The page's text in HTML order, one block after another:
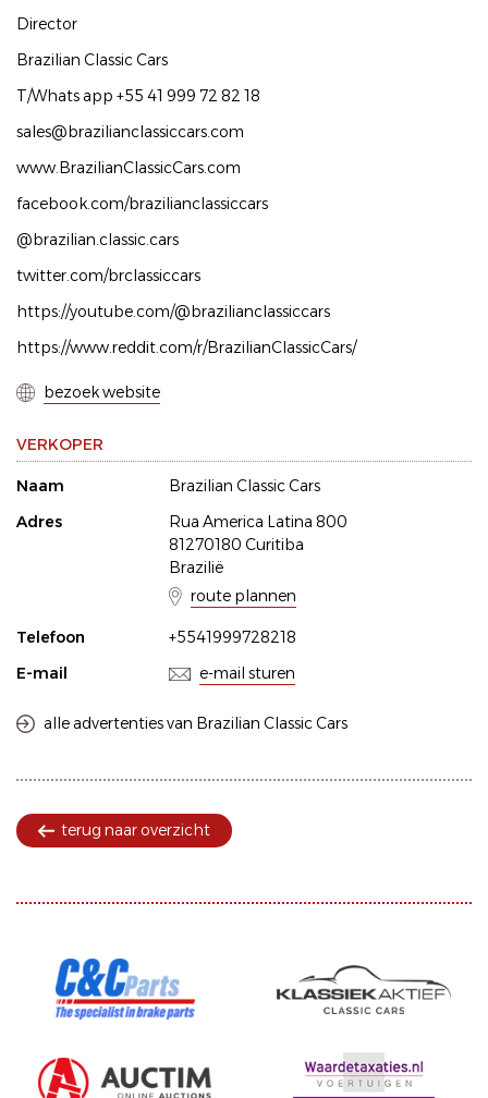
Director
Brazilian Classic Cars
T/Whats app +55 41 999 72 82 18
sales@brazilianclassiccars.com
www.BrazilianClassicCars.com
facebook.com/brazilianclassiccars
@brazilian.classic.cars
twitter.com/brclassiccars
https://youtube.com/@brazilianclassiccars
https://www.reddit.com/r/BrazilianClassicCars/
bezoek website
VERKOPER
Naam
Brazilian Classic Cars
Adres
Rua America Latina 800
81270180 Curitiba
Brazilië
route plannen
Telefoon
+5541999728218
E-mail
e-mail sturen
alle advertenties van Brazilian Classic Cars
terug naar overzicht